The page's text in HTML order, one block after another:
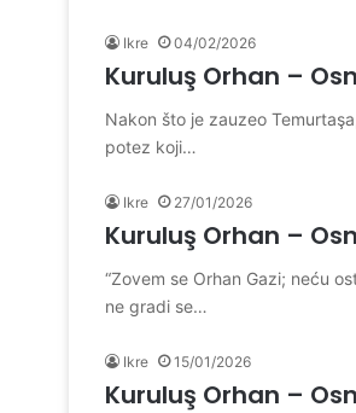
Ikre 04/02/2026
Kuruluş Orhan –
Nakon što je zauzeo
potez koji…
Ikre 27/01/2026
Kuruluş Orhan –
“Zovem se Orhan Gazi; neću
ne gradi se…
Ikre 15/01/2026
Kuruluş Orhan –